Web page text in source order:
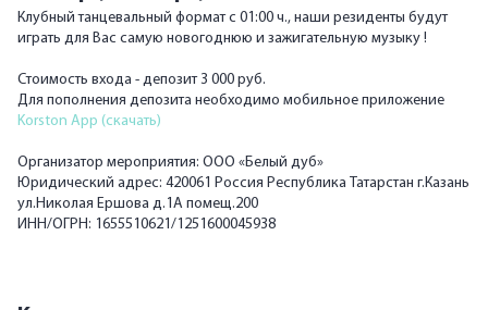
Клубный танцевальный формат с 01:00 ч., наши резиденты будут
играть для Вас самую новогоднюю и зажигательную музыку !
Стоимость входа - депозит 3 000 руб.
Для пополнения депозита необходимо мобильное приложение
Korston App (скачать)
Организатор мероприятия: ООО «Белый дуб»
Юридический адрес: 420061 Россия Республика Татарстан г.Казань
ул.Николая Ершова д.1А помещ.200
ИНН/ОГРН: 1655510621/1251600045938